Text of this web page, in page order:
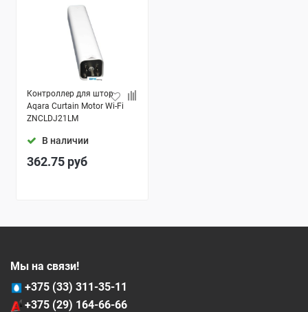
Контроллер для штор
Aqara Curtain Motor Wi-Fi
ZNCLDJ21LM
В наличии
362.75 руб
Мы на связи!
+375 (33) 311-35-11
+375 (29) 164-66-66